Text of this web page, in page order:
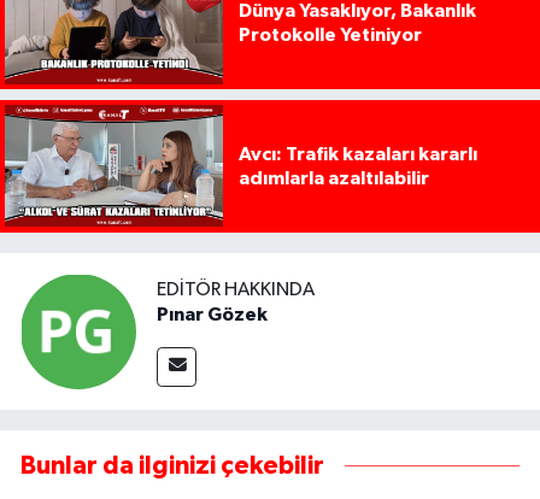
Dünya Yasaklıyor, Bakanlık
Protokolle Yetiniyor
Avcı: Trafik kazaları kararlı
adımlarla azaltılabilir
EDITÖR HAKKINDA
Pınar Gözek
Bunlar da ilginizi çekebilir